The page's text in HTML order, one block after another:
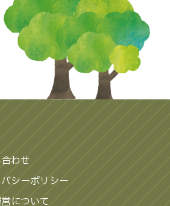
わせ
シーポリシー
について